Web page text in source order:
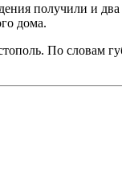
получили и два
дома.
По словам